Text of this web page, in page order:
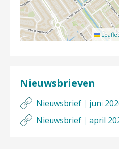
Leaflet
Nieuwsbrieven
Nieuwsbrief | juni
Nieuwsbrief | april